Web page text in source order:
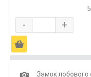
- +
Ä
1
Замок лобового